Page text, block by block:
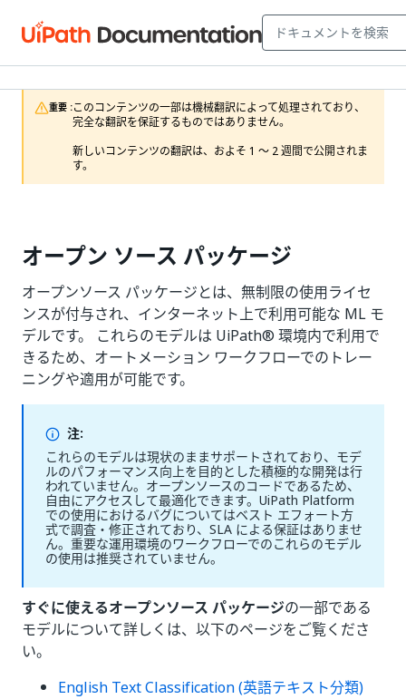
重要 :このコンテンツの一部は機械翻訳によって処理されており、
完全な翻訳を保証するものではありません。
新しいコンテンツの翻訳は、およそ 1 ～ 2 週間で公開されま
す。
オープン ソース パッケージ
オープンソース パッケージとは、無制限の使用ライセ
ンスが付与され、インターネット上で利用可能な ML モ
デルです。 これらのモデルは UiPath® 環境内で利用で
きるため、オートメーション ワークフローでのトレー
ニングや適用が可能です。
注:
これらのモデルは現状のままサポートされており、モデ
ルのパフォーマンス向上を目的とした積極的な開発は行
われていません。オープンソースのコードであるため、
自由にアクセスして最適化できます。UiPath Platform
での使用におけるバグについてはベスト エフォート方
式で調査・修正されており、SLA による保証はありませ
ん。重要な運用環境のワークフローでのこれらのモデル
の使用は推奨されていません。
すぐに使えるオープンソース パッケージの一部である
モデルについて詳しくは、以下のページをご覧くださ
い。
English Text Classification (英語テキスト分類)